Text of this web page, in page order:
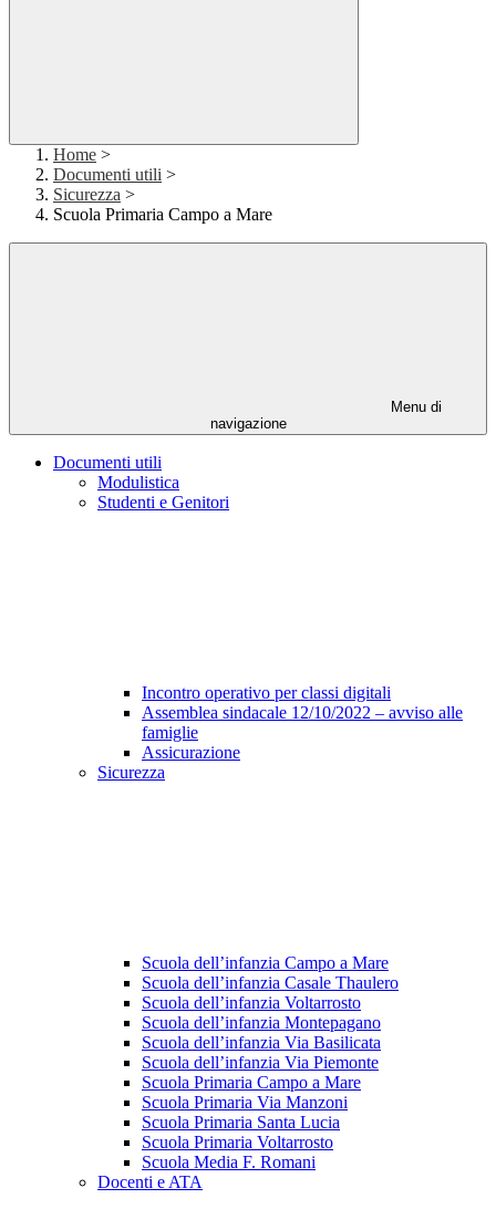
Home >
Documenti utili >
Sicurezza >
Scuola Primaria Campo a Mare
Menu di
navigazione
Documenti utili
Modulistica
Studenti e Genitori
Incontro operativo per classi digitali
Assemblea sindacale 12/10/2022 – avviso alle
famiglie
Assicurazione
Sicurezza
Scuola dell’infanzia Campo a Mare
Scuola dell’infanzia Casale Thaulero
Scuola dell’infanzia Voltarrosto
Scuola dell’infanzia Montepagano
Scuola dell’infanzia Via Basilicata
Scuola dell’infanzia Via Piemonte
Scuola Primaria Campo a Mare
Scuola Primaria Via Manzoni
Scuola Primaria Santa Lucia
Scuola Primaria Voltarrosto
Scuola Media F. Romani
Docenti e ATA